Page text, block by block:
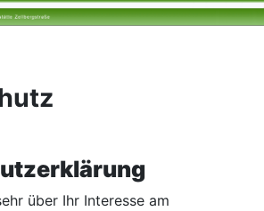
über Ihr Interesse am